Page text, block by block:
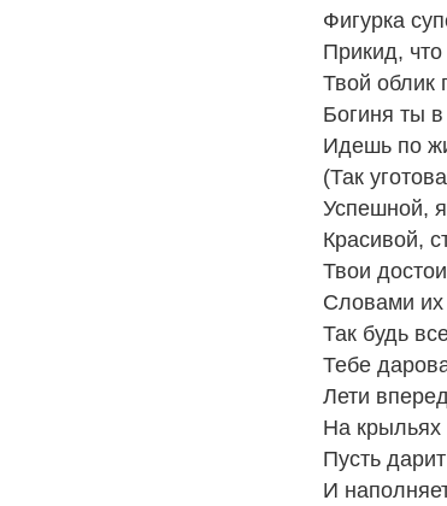
Фигурка
Прикид, что
Твой облик
Богиня ты
Идешь по
(Так
Успешной,
Красивой,
Твои
Словами их
Так будь
Тебе
Лети
На
Пусть
И